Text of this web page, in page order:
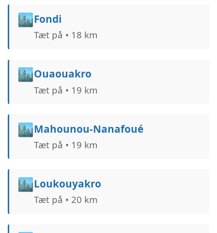
🏙️Fondi
Tæt på • 18 km
🏙️Ouaouakro
Tæt på • 19 km
🏙️Mahounou-Nanafoué
Tæt på • 19 km
🏙️Loukouyakro
Tæt på • 20 km